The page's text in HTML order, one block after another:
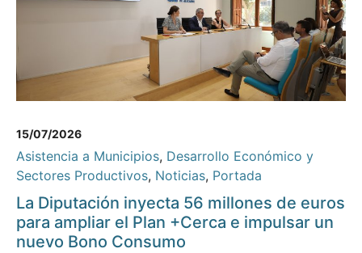
15/07/2026
Asistencia a Municipios, Desarrollo Económico y
Sectores Productivos, Noticias, Portada
La Diputación inyecta 56 millones de euros
para ampliar el Plan +Cerca e impulsar un
nuevo Bono Consumo